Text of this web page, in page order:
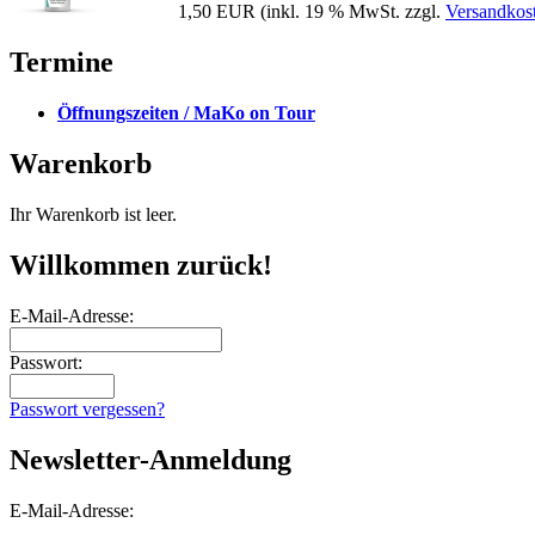
1,50 EUR (inkl. 19 % MwSt. zzgl.
Termine
Öffnungszeiten / MaKo on Tour
Warenkorb
Ihr Warenkorb ist leer.
Willkommen zurück!
E-Mail-Adresse:
Passwort:
Passwort vergessen?
Newsletter-Anmeldung
E-Mail-Adresse: